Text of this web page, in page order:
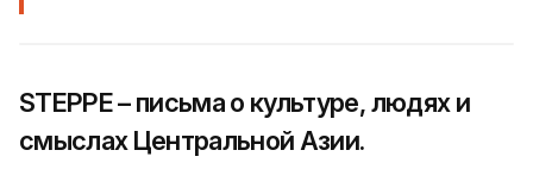
STEPPE – письма о культуре, людях и
смыслах Центральной Азии.